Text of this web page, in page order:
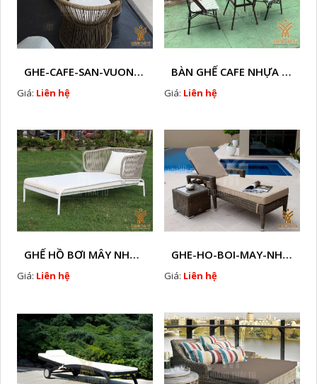
GHE-CAFE-SAN-VUON-HTT - L16
Giá: Liên hệ
BÀN GHẾ CAFE NHỰA GIẢ MÂY HTT - L66
Giá: Liên hệ
GHẾ HỒ BƠI MÂY NHỰA HTT - B3
Giá: Liên hệ
GHE-HO-BOI-MAY-NHUA-HT - B11
Giá: Liên hệ